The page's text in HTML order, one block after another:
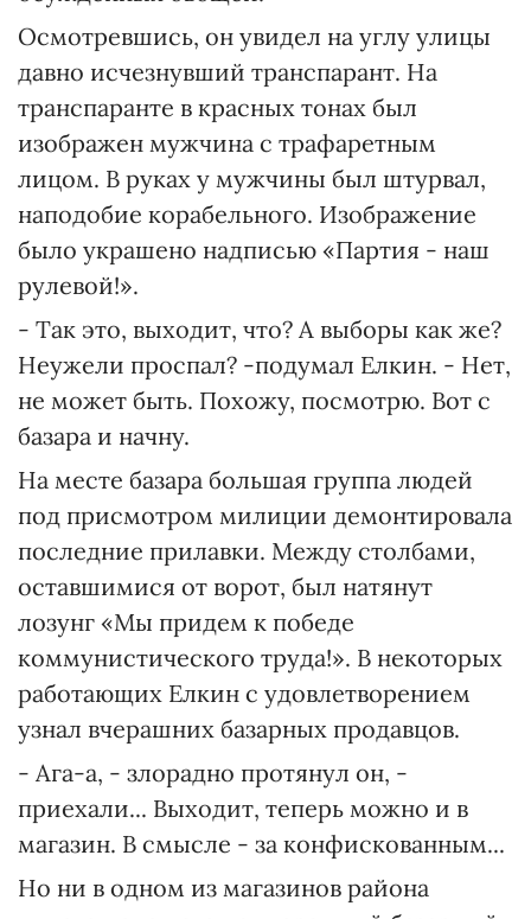
Осмотревшись, он увидел на углу улицы
давно исчезнувший транспарант. На
транспаранте в красных тонах был
изображен мужчина с трафаретным
лицом. В руках у мужчины был штурвал,
наподобие корабельного. Изображение
было украшено надписью «Партия - наш
рулевой!».
- Так это, выходит, что? А выборы как же?
Неужели проспал? -подумал Елкин. - Нет,
не может быть. Похожу, посмотрю. Вот с
базара и начну.
На месте базара большая группа людей
под присмотром милиции демонтировала
последние прилавки. Между столбами,
оставшимися от ворот, был натянут
лозунг «Мы придем к победе
коммунистического труда!». В некоторых
работающих Елкин с удовлетворением
узнал вчерашних базарных продавцов.
- Ага-а, - злорадно протянул он, -
приехали... Выходит, теперь можно и в
магазин. В смысле - за конфискованным...
Но ни в одном из магазинов района